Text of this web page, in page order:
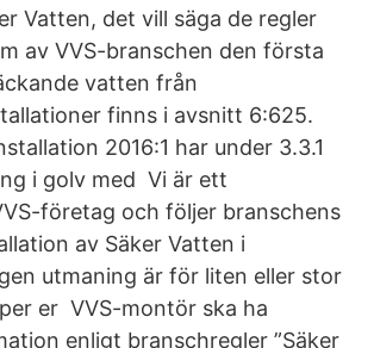
Vatten, det vill säga de regler
av VVS-branschen den första
vatten från
finns i avsnitt 6:625.
2016:1 har under 3.3.1
i golv med Vi är ett
företag och följer branschens
av Säker Vatten i
utmaning är för liten eller stor
er VVS-montör ska ha
enligt branschregler ”Säker